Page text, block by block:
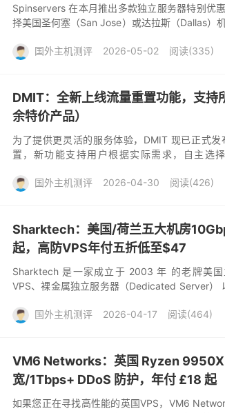
Spinservers 在本月推出多款独立服务器特别优
择美国圣何塞（San Jose）或达拉斯（Dallas）
国外主机测评
2026-05-02 阅读(335)
DMIT：全新上线流量重置功能，支持
余特价产品）
为了提供更灵活的服务体验，DMIT 现已正式
置，新功能支持用户根据实际需求，自主选
国外主机测评
2026-04-30 阅读(426)
Sharktech：美国/荷兰五大机房
起，高防VPS年付五折低至$47
Sharktech 是一家成立于 2003 年 的老牌美
VPS、裸金属独立服务器（Dedicated Server）
国外主机测评
2026-04-17 阅读(464)
VM6 Networks：英国 Ryzen 9950X
宽/1Tbps+ DDoS 防护，年付 £18 起
如果您正在寻找高性能的英国VPS，VM6